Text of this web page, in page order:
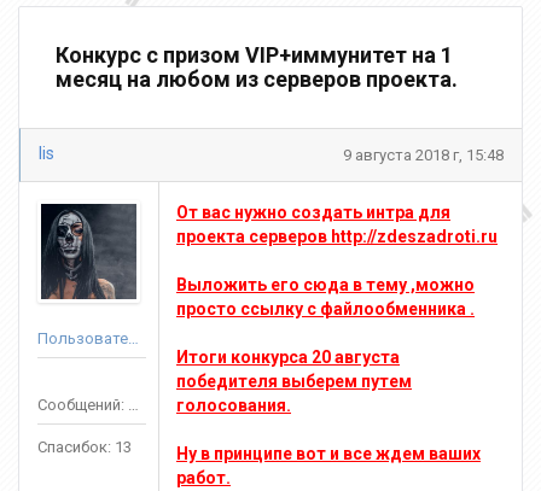
Конкурс с призом VIP+иммунитет на 1
месяц на любом из серверов проекта.
lis 9 августа 2018 г, 15:48
Пользователь
Сообщений: 107
Спасибок: 13
От вас нужно создать интра для
проекта серверов http://zdeszadroti.ru
Выложить его сюда в тему ,можно
просто ссылку с файлообменника .
Итоги конкурса 20 августа
победителя выберем путем
голосования.
Ну в принципе вот и все ждем ваших
работ.